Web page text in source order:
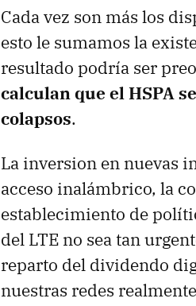
Cada vez son más los
esto le sumamos la
resultado podría ser
calculan que el HSPA
colapsos.
La inversion en nuevas
acceso inalámbrico, la
establecimiento de
del LTE no sea tan
reparto del dividendo
nuestras redes